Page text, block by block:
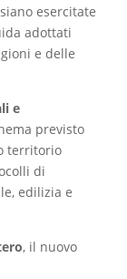
esercitate
adottati
e delle
e
previsto
territorio
di
edilizia e
, il nuovo